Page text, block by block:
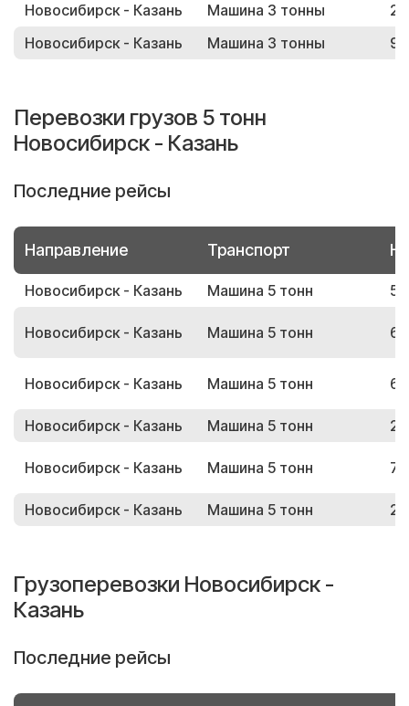
Новосибирск - Казань
Машина 3 тонны
Новосибирск - Казань
Машина 3 тонны
Перевозки грузов 5 тонн
Новосибирск - Казань
Последние рейсы
Направление Транспорт
Новосибирск - Казань Машина 5 тонн
Новосибирск - Казань Машина 5 тонн
Новосибирск - Казань Машина 5 тонн
Новосибирск - Казань Машина 5 тонн
Новосибирск - Казань Машина 5 тонн
Новосибирск - Казань Машина 5 тонн
Грузоперевозки Новосибирск -
Казань
Последние рейсы